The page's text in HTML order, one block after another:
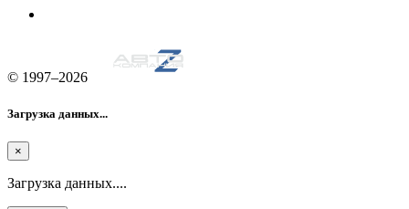
© 1997–2026
Загрузка данных...
×
Загрузка данных....